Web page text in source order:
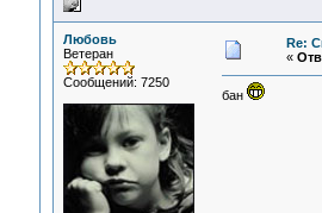
Любовь
Ветеран
Сообщений: 7250
Re:
«
бан